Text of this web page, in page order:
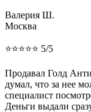
Валерия Ш.
Москва
⭐⭐⭐⭐⭐ 5/5
Продавал Голд
думал, что за нее
специалист
Деньги выдали